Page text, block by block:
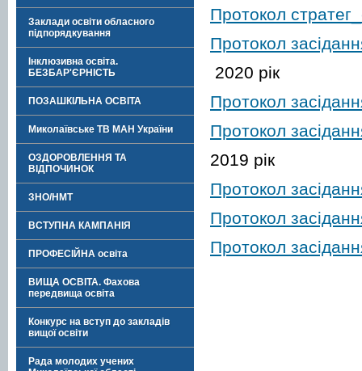
Заклади освіти обласного
підпорядкування
Інклюзивна освіта.
БЕЗБАР'ЄРНІСТЬ
ПОЗАШКІЛЬНА ОСВІТА
Миколаївське ТВ МАН України
ОЗДОРОВЛЕННЯ ТА
ВІДПОЧИНОК
ЗНО/НМТ
ВСТУПНА КАМПАНІЯ
ПРОФЕСІЙНА освіта
ВИЩА ОСВІТА. Фахова
передвища освіта
Конкурс на вступ до закладів
вищої освіти
Рада молодих учених
Протокол
Протокол
2020 рік
Протокол
Протокол
2019 рік
Протокол
Протокол
Протокол